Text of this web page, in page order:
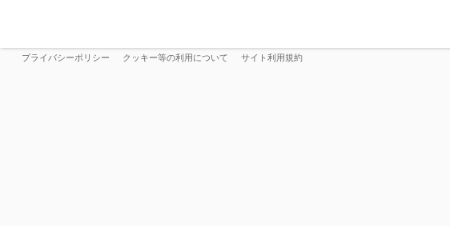
プライバシーポリシー クッキー等の利用について サイト利用規約